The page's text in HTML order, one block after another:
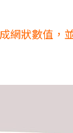
網狀數值，